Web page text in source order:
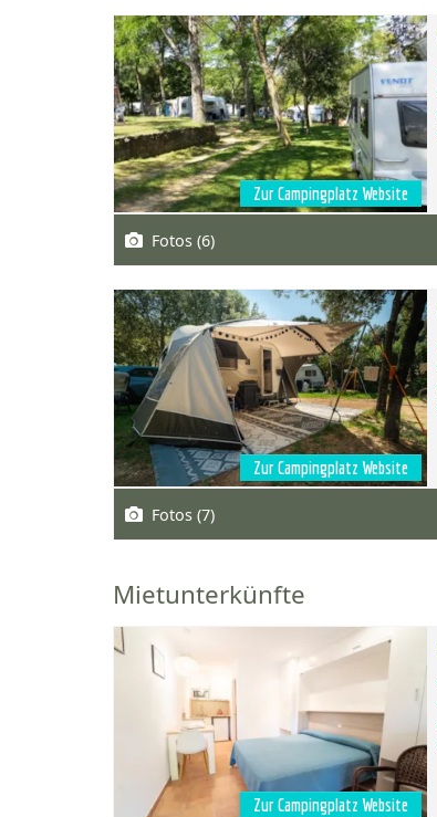
Zur Campingplatz Website
Fotos (6)
Zur Campingplatz Website
Fotos (7)
Mietunterkünfte
Zur Campingplatz Website